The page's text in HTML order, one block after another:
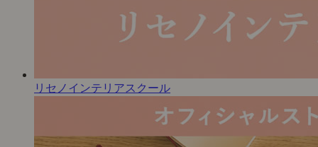
リセノインテリアスクール